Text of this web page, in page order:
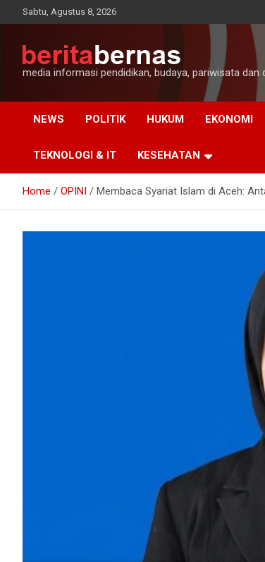
to
Sabtu, Agustus 8, 2026
media informasi pendidikan, budaya, pariwisata dan
NEWS POLITIK HUKUM EKONOMI
TEKNOLOGI & IT KESEHATAN
Home OPINI Membaca Syariat Islam di Aceh: